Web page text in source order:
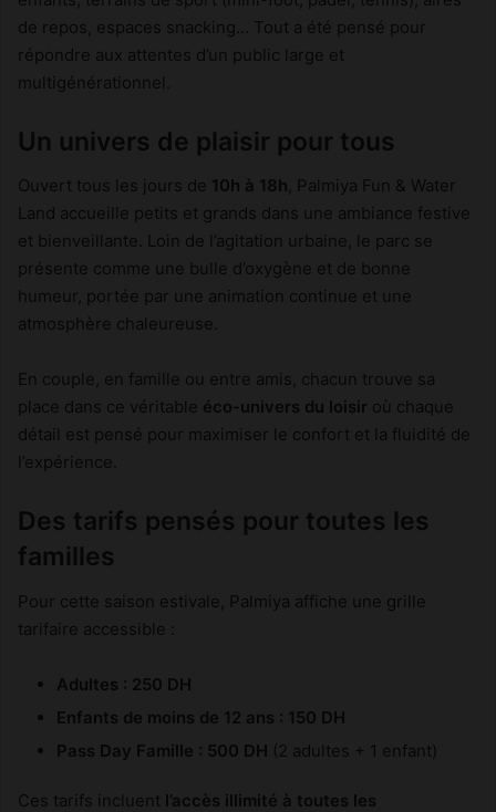
de repos, espaces snacking… Tout a été pensé pour
répondre aux attentes d’un public large et
multigénérationnel.
Un univers de plaisir pour tous
Ouvert tous les jours de 10h à 18h , Palmiya Fun & Water
Land accueille petits et grands dans une ambiance festive
et bienveillante. Loin de l’agitation urbaine, le parc se
présente comme une bulle d’oxygène et de bonne
humeur, portée par une animation continue et une
atmosphère chaleureuse.
En couple, en famille ou entre amis, chacun trouve sa
place dans ce véritable éco-univers du loisir où chaque
détail est pensé pour maximiser le confort et la fluidité de
l’expérience.
Des tarifs pensés pour toutes les
familles
Pour cette saison estivale, Palmiya affiche une grille
tarifaire accessible :
Adultes : 250 DH
Enfants de moins de 12 ans : 150 DH
Pass Day Famille : 500 DH (2 adultes + 1 enfant)
Ces tarifs incluent l’accès illimité à toutes les